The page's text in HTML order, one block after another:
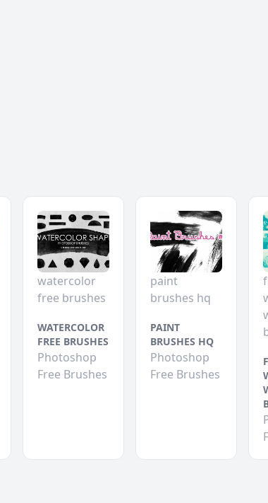
watercolor
free brushes
WATERCOLOR
FREE BRUSHES
Photoshop
Free Brushes
paint
brushes hq
PAINT
BRUSHES HQ
Photoshop
Free Brushes